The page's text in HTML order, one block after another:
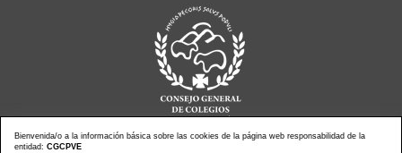
Bienvenida/o a la información básica sobre las cookies de la página web responsabilidad de la
entidad: CGCPVE